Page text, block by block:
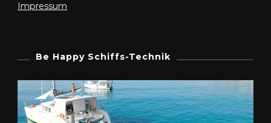
Impressum
Be Happy Schiffs-Technik